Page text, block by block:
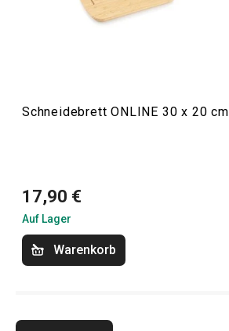
Schneidebrett ONLINE 30 x 20 cm
17,90 €
Auf Lager
Warenkorb